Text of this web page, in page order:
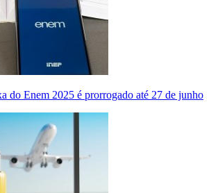
do Enem 2025 é prorrogado até 27 de junho